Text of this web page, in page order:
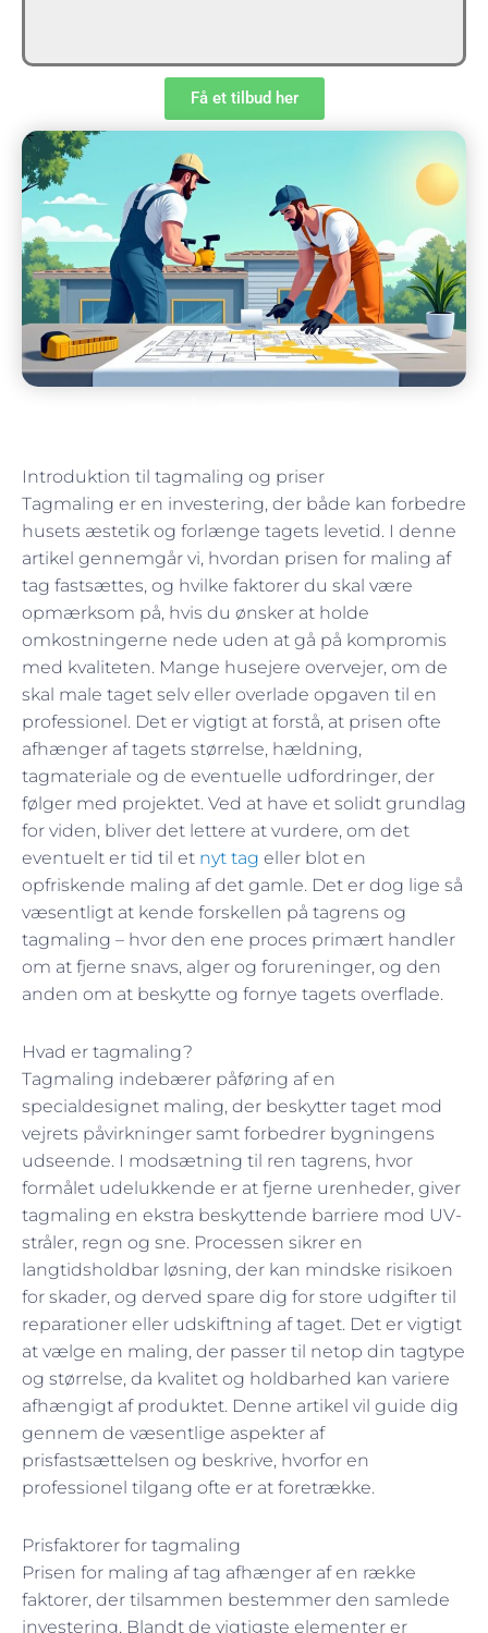
Få et tilbud her
Introduktion til tagmaling og priser
Tagmaling er en investering, der både kan forbedre
husets æstetik og forlænge tagets levetid. I denne
artikel gennemgår vi, hvordan prisen for maling af
tag fastsættes, og hvilke faktorer du skal være
opmærksom på, hvis du ønsker at holde
omkostningerne nede uden at gå på kompromis
med kvaliteten. Mange husejere overvejer, om de
skal male taget selv eller overlade opgaven til en
professionel. Det er vigtigt at forstå, at prisen ofte
afhænger af tagets størrelse, hældning,
tagmateriale og de eventuelle udfordringer, der
følger med projektet. Ved at have et solidt grundlag
for viden, bliver det lettere at vurdere, om det
eventuelt er tid til et nyt tag eller blot en
opfriskende maling af det gamle. Det er dog lige så
væsentligt at kende forskellen på tagrens og
tagmaling – hvor den ene proces primært handler
om at fjerne snavs, alger og forureninger, og den
anden om at beskytte og fornye tagets overflade.
Hvad er tagmaling?
Tagmaling indebærer påføring af en
specialdesignet maling, der beskytter taget mod
vejrets påvirkninger samt forbedrer bygningens
udseende. I modsætning til ren tagrens, hvor
formålet udelukkende er at fjerne urenheder, giver
tagmaling en ekstra beskyttende barriere mod UV-
stråler, regn og sne. Processen sikrer en
langtidsholdbar løsning, der kan mindske risikoen
for skader, og derved spare dig for store udgifter til
reparationer eller udskiftning af taget. Det er vigtigt
at vælge en maling, der passer til netop din tagtype
og størrelse, da kvalitet og holdbarhed kan variere
afhængigt af produktet. Denne artikel vil guide dig
gennem de væsentlige aspekter af
prisfastsættelsen og beskrive, hvorfor en
professionel tilgang ofte er at foretrække.
Prisfaktorer for tagmaling
Prisen for maling af tag afhænger af en række
faktorer, der tilsammen bestemmer den samlede
investering. Blandt de vigtigste elementer er